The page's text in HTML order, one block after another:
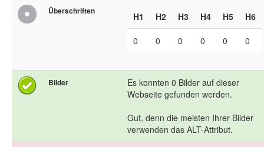
Überschriften H1 H2 H3 H4 H5 H6
0 0 0 0 0 0
Bilder
Es konnten 0 Bilder auf dieser
Webseite gefunden werden.
Gut, denn die meisten Ihrer Bilder
verwenden das ALT-Attribut.